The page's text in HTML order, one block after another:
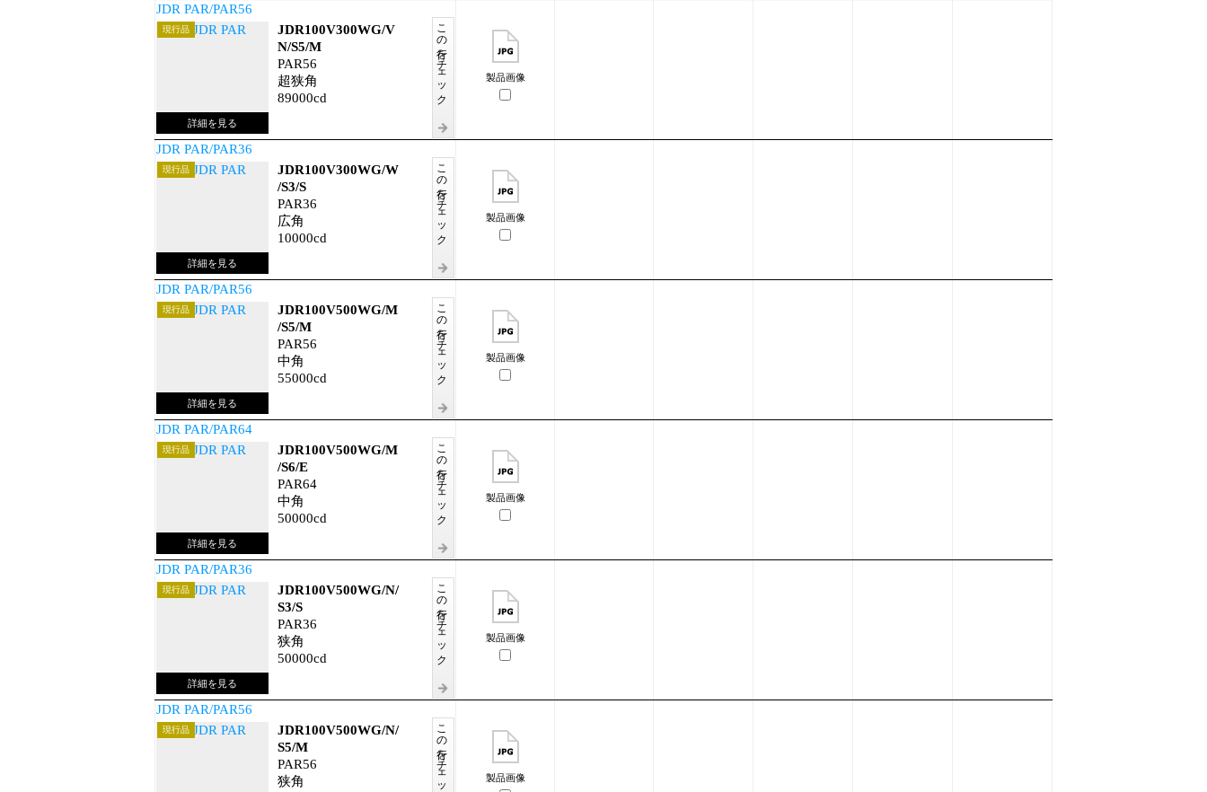
JDR PAR/PAR56
現行品 この行をチェック
JDR100V300WG/V
N/S5/M
PAR56
超狭角
89000cd
製品画像
JDR PAR/PAR36
現行品 この行をチェック
JDR100V300WG/W
/S3/S
PAR36
広角
10000cd
製品画像
JDR PAR/PAR56
現行品 この行をチェック
JDR100V500WG/M
/S5/M
PAR56
中角
55000cd
製品画像
JDR PAR/PAR64
現行品 この行をチェック
JDR100V500WG/M
/S6/E
PAR64
中角
50000cd
製品画像
JDR PAR/PAR36
現行品 この行をチェック
JDR100V500WG/N/
S3/S
PAR36
狭角
50000cd
製品画像
JDR PAR/PAR56
現行品 この行をチェック
JDR100V500WG/N/
S5/M
PAR56
狭角
製品画像